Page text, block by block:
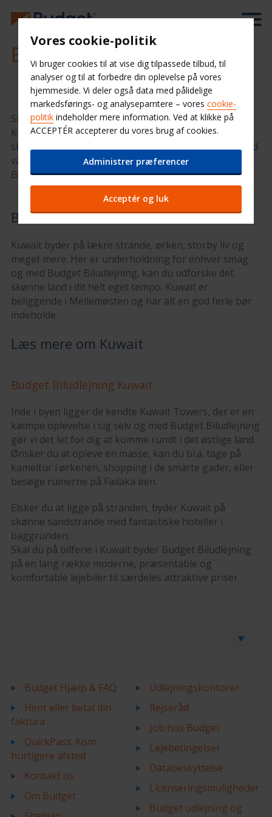
Billeje Kuwait
Skal du på bilferie?
Kuwait er et glimrende land at køre rundt i. Der er
skønne oplevelser i luksuriøse omgivelser. Der er altid
varmt og lækkert vejr, så med din udlejningsbil fra
Budget kan du komme nemt og komfortabelt rundt.
Bilferie Kuwait
Kuwait byder på lækre strande, ørken, storby liv og
meget mere. Her er underholdning for enhver smag
og med Budget Biludlejning, kan du udforske det
skønne land i dit helt eget tempo. Kuwait er
beliggende i Mellemøsten og har alt en god ferie bør
indeholde.
Læs mere om Kuwait
Budget Biludlejning Kuwait
Inde i byen ligger de kendte Kuwait Towers, der er en
kæmpe oplevelse i sig selv og med Budget Biludlejning
gør vi det let for dig at komme rundt i det østlige land.
Ønsker du at opleve en masse, kan du bl.a. tage på
kameltur i ørkenen, shopping i de smarte gader, eller
besøge ruinerne på Failaka øen.
Elsker du at ligge på stranden, byder Kuwait på
skønne sandstrande med fantastiske hoteller i
baggrunden.
Skal du på bilferie i Kuwait byder Budget Biludlejning
på en lang række moderne, præsentable og
komfortable lejebiler til særdeles attraktive priser.
Budget Hjælp & FAQ
Hent eller betal din
faktura
QuickPass: Kom
hurtigere afsted
Kontakt os
Om Budget
Udlejningskontorer
Rejseråd
Job hos Budget
Lejebetingelser
Databeskyttelse
Licenseringsmuligheder
Budget udlejning og
Vores cookie-politik
Vi bruger cookies til at vise dig tilpassede tilbud, til
analyser og til at forbedre din oplevelse på vores
hjemmeside. Vi deler også data med pålidelige
markedsførings- og analyseparntere – vores cookie-
politik indeholder mere information. Ved at klikke på
ACCEPTÉR accepterer du vores brug af cookies.
Administrer præferencer
Acceptér og luk